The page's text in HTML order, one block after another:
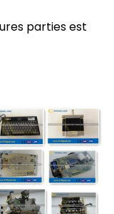
parties est